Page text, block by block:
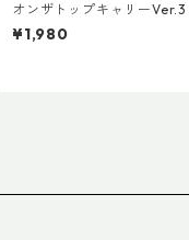
オンザトップキャリーVer.3
¥1,980